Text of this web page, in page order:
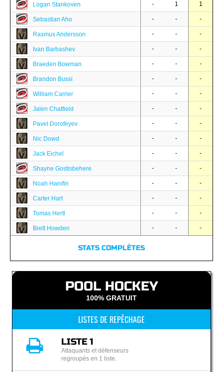
Logan Stankoven - 1 1
Sebastian Aho - - -
Rasmus Andersson - - -
Ivan Barbashev - - -
Braeden Bowman - - -
Brandon Bussi - - -
William Carrier - - -
Jalen Chatfield - - -
Pavel Dorofeyev - - -
Nic Dowd - - -
Jack Eichel - - -
Shayne Gostisbehere - - -
Noah Hanifin - - -
Carter Hart - - -
Tomas Hertl - - -
Brett Howden - - -
STATS COMPLÈTES
POOL HOCKEY
100% GRATUIT
LISTES DE REPÊCHAGE
LISTE 1
Attaquants et défenseurs
regroupés en 1 liste.